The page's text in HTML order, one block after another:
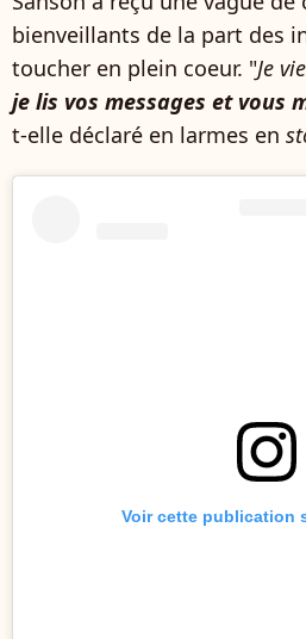
bienveillants de la part des
toucher en plein coeur. "Je
je lis vos messages et vous
t-elle déclaré en larmes en
Voir cette publication